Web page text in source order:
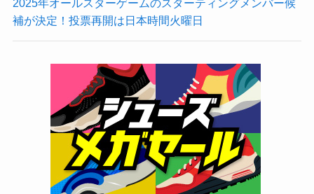
2025年オールスターゲームのスターティングメンバー候
補が決定！投票再開は日本時間火曜日